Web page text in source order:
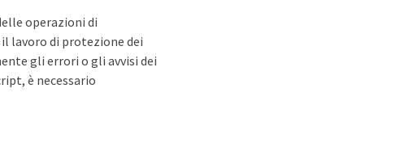
operazioni di
lavoro di protezione dei
gli errori o gli avvisi dei
è necessario